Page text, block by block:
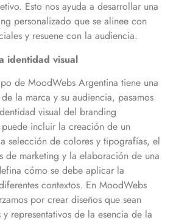
Esto nos ayuda a desarrollar una
personalizado que se alinee con
y resuene con la audiencia.
identidad visual
de MoodWebs Argentina tiene una
la marca y su audiencia, pasamos
visual del branding
incluir la creación de un
selección de colores y tipografías, el
de marketing y la elaboración de una
cómo se debe aplicar la
contextos. En MoodWebs
por crear diseños que sean
representativos de la esencia de la